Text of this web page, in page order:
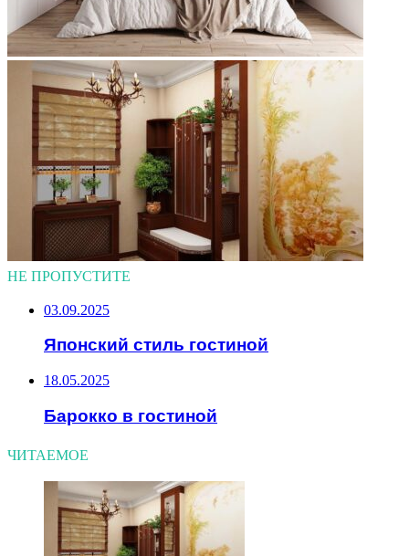
НЕ ПРОПУСТИТЕ
03.09.2025
Японский стиль гостиной
18.05.2025
Барокко в гостиной
ЧИТАЕМОЕ